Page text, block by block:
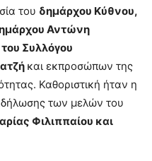
του δημάρχου Κύθνου,
Αντώνη
Συλλόγου
και εκπροσώπων της
Καθοριστική ήταν η
των μελών του
Φιλιππαίου και